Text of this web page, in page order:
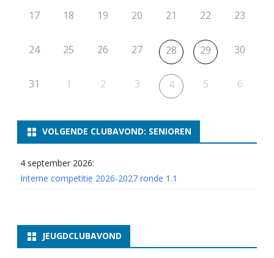
17 18 19 20 21 22 23
24 25 26 27 28 29 30
31 1 2 3 4 5 6
VOLGENDE CLUBAVOND: SENIOREN
4 september 2026:
Interne competitie 2026-2027 ronde 1.1
JEUGDCLUBAVOND